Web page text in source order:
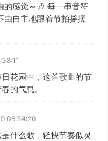
的感觉～🎶 每一串音符
由自主地跟着节拍摇摆
花园中，这首歌曲的节
的气息。
08:54:20
什么歌，轻快节奏似灵